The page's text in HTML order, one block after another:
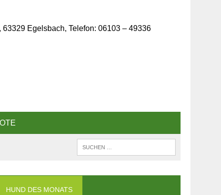
Egelsbach, Telefon: 06103 – 49336
HUND DES MONATS